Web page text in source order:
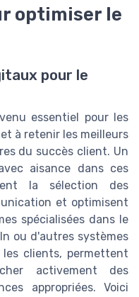
optimiser le
pour le
essentiel pour les
à retenir les meilleurs
du succès client. Un
aisance dans ces
la sélection des
et optimisent
spécialisées dans le
ou d'autres systèmes
clients, permettent
activement des
appropriées. Voici